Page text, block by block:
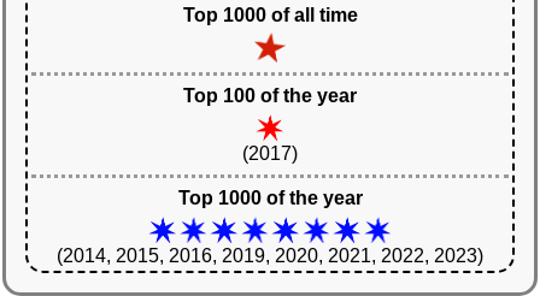
Top 1000 of all time
Top 100 of the year
(2017)
Top 1000 of the year
(2014, 2015, 2016, 2019, 2020, 2021, 2022, 2023)